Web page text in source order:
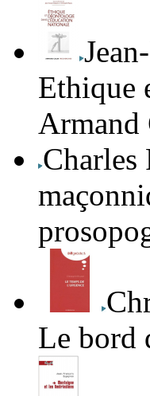
Ethique
Armand
Charles
Le bord